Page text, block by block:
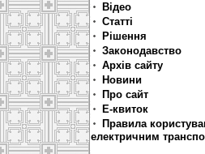
Відео
Статті
Рішення
Законодавство
Архів сайту
Новини
Про сайт
Е-квиток
Правила
електричним